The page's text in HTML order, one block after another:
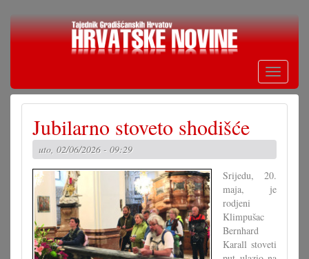
Skoči
Toggle
Jubilarno stoveto shodišće
uto, 02/06/2026 - 09:29
Srijedu, 20.
maja, je
rodjeni
Klimpušac
Bernhard
Karall stoveti